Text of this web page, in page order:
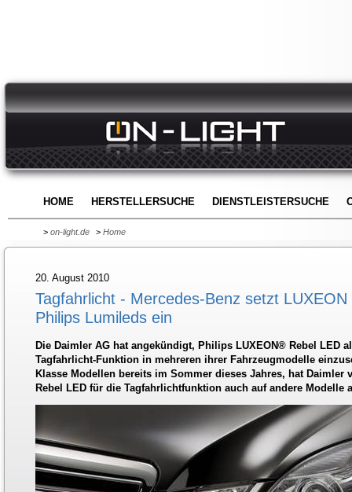
HOME HERSTELLERSUCHE DIENSTLEISTERSUCHE
> on-light.de > Home
20. August 2010
Tagfahrlicht - Mercedes-Benz setzt
Philips Lumileds ein
Die Daimler AG hat angekündigt, Philips LUXEON® Rebel LED
Tagfahrlicht-Funktion in mehreren ihrer Fahrzeugmodelle
Klasse Modellen bereits im Sommer dieses Jahres, hat Daimler
Rebel LED für die Tagfahrlichtfunktion auch auf andere Modelle